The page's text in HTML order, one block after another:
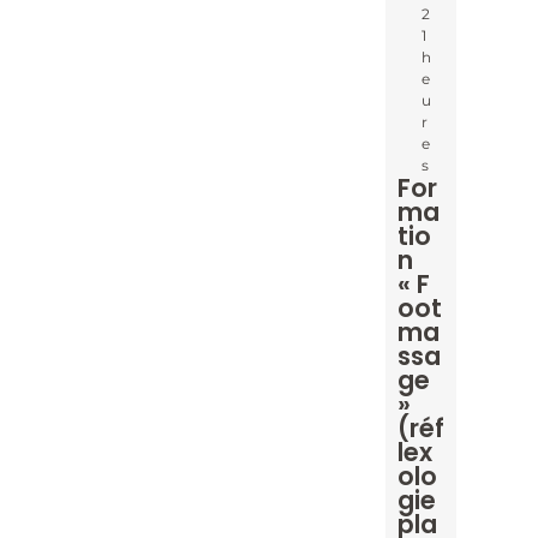
2
1
h
e
u
r
e
s
For
ma
tio
n
« F
oot
ma
ssa
ge
»
(réf
lex
olo
gie
pla